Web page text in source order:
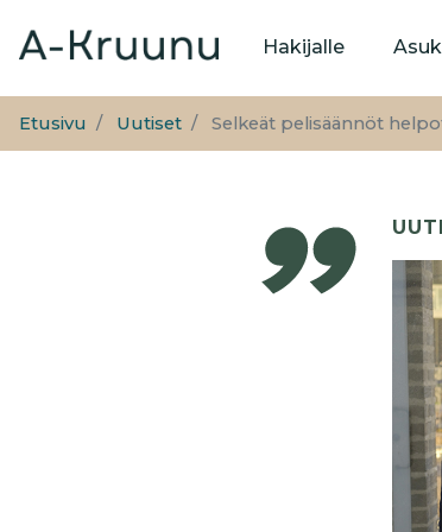
Päävalikko
Hakijalle
Etusivu Uutiset Selkeät pelisäännöt